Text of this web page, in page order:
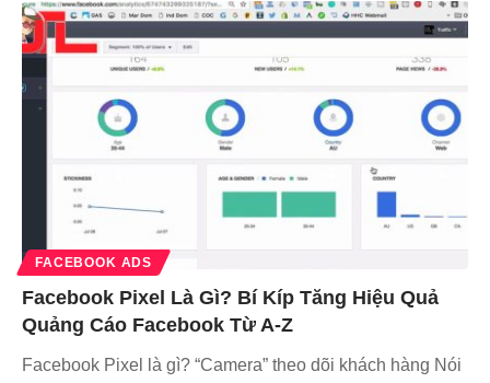
FACEBOOK ADS
Facebook Pixel Là Gì? Bí Kíp Tăng Hiệu Quả
Quảng Cáo Facebook Từ A-Z
Facebook Pixel là gì? “Camera” theo dõi khách hàng Nói